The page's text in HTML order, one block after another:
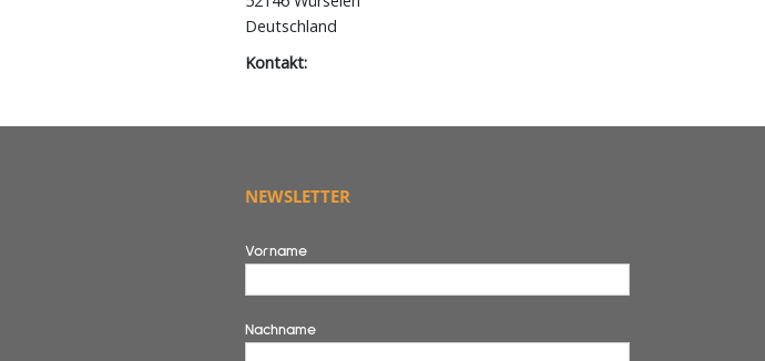
NEWSLETTER
Vorname
Nachname